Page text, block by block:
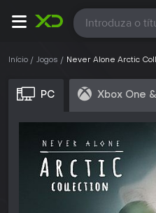
Todas
Início Jogos Never Alone Arctic
PC Xbox One